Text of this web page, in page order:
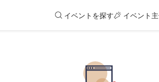
イベントを探す イベント